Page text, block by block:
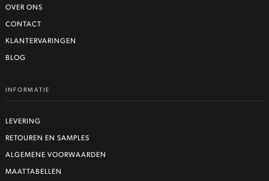
OVER ONS
CONTACT
KLANTERVARINGEN
BLOG
INFORMATIE
LEVERING
RETOUREN EN SAMPLES
ALGEMENE VOORWAARDEN
MAATTABELLEN